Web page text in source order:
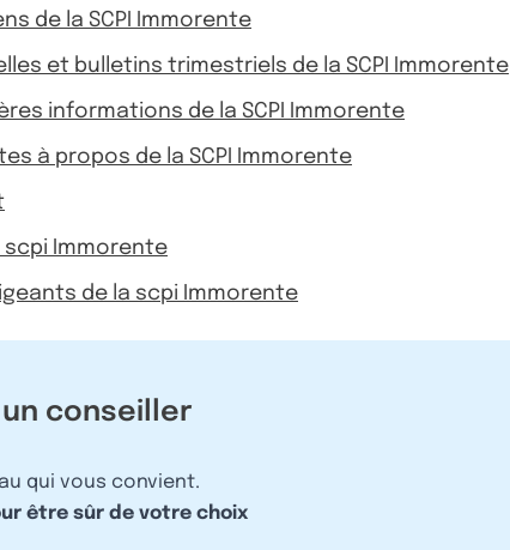
de la SCPI Immorente
et bulletins trimestriels de la SCPI Immorente
informations de la SCPI Immorente
à propos de la SCPI Immorente
scpi Immorente
de la scpi Immorente
un conseiller
qui vous convient.
être sûr de votre choix